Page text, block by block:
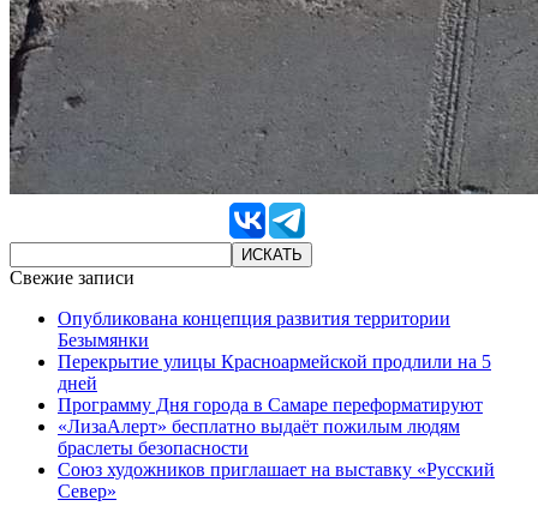
Свежие записи
Опубликована концепция развития территории
Безымянки
Перекрытие улицы Красноармейской продлили на 5
дней
Программу Дня города в Самаре переформатируют
«ЛизаАлерт» бесплатно выдаёт пожилым людям
браслеты безопасности
Союз художников приглашает на выставку «Русский
Север»